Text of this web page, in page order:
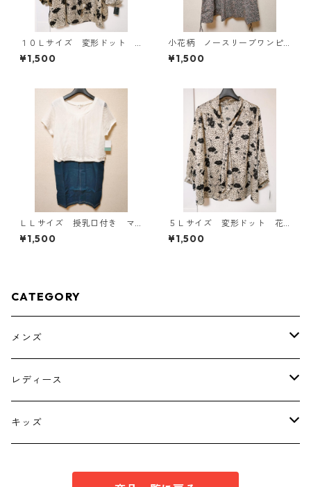
１０Ｌサイズ 変形ドット
花柄 ボウタイブラウス オ
フホワイト KAE-4774
¥1,500
小花柄 ノースリーブワンピ
ース ４Ｌ ブラック KAE-
4819
¥1,500
ＬＬサイズ 授乳口付き マ
タニティ ドッキングワンピ
ース ホワイト×ブルー KAE
¥1,500
５Ｌサイズ 変形ドット 花
柄 ボウタイブラウス オフ
ホワイト KAE-4762
¥1,500
CATEGORY
メンズ
トップス
ボトムス
レディース
トップス
キッズ